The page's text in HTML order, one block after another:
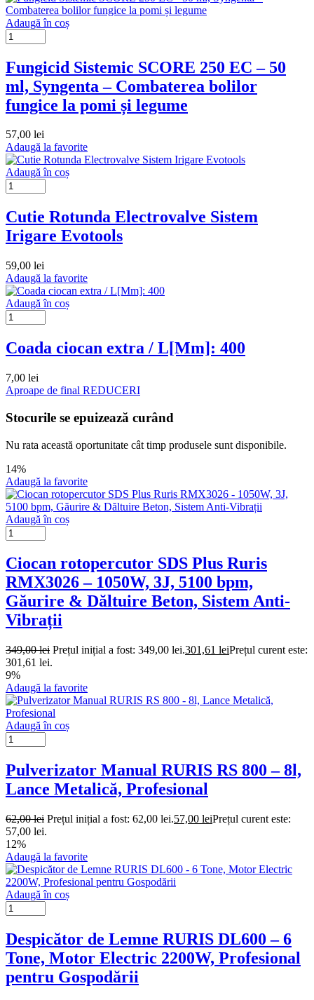
Adaugă în coș
Fungicid Sistemic SCORE 250 EC – 50
ml, Syngenta – Combaterea bolilor
fungice la pomi și legume
57,00 lei
Adaugă la favorite
Adaugă în coș
Cutie Rotunda Electrovalve Sistem
Irigare Evotools
59,00 lei
Adaugă la favorite
Adaugă în coș
Coada ciocan extra / L[Mm]: 400
7,00 lei
Aproape de final REDUCERI
Stocurile se epuizează curând
Nu rata această oportunitate cât timp produsele sunt disponibile.
14%
Adaugă la favorite
Adaugă în coș
Ciocan rotopercutor SDS Plus Ruris
RMX3026 – 1050W, 3J, 5100 bpm,
Găurire & Dăltuire Beton, Sistem Anti-
Vibrații
349,00lei Prețul inițial a fost: 349,00 lei.301,61 leiPrețul curent este:
301,61 lei.
9%
Adaugă la favorite
Adaugă în coș
Pulverizator Manual RURIS RS 800 – 8l,
Lance Metalică, Profesional
62,00lei Prețul inițial a fost: 62,00 lei.57,00 leiPrețul curent este:
57,00 lei.
12%
Adaugă la favorite
Adaugă în coș
Despicător de Lemne RURIS DL600 – 6
Tone, Motor Electric 2200W, Profesional
pentru Gospodării